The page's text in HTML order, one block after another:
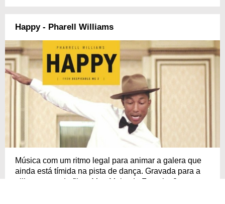
Happy - Pharell Williams
Música com um ritmo legal para animar a galera que
ainda está tímida na pista de dança. Gravada para a
trilha sonora do filme Meu Malvado Favorito 2, a